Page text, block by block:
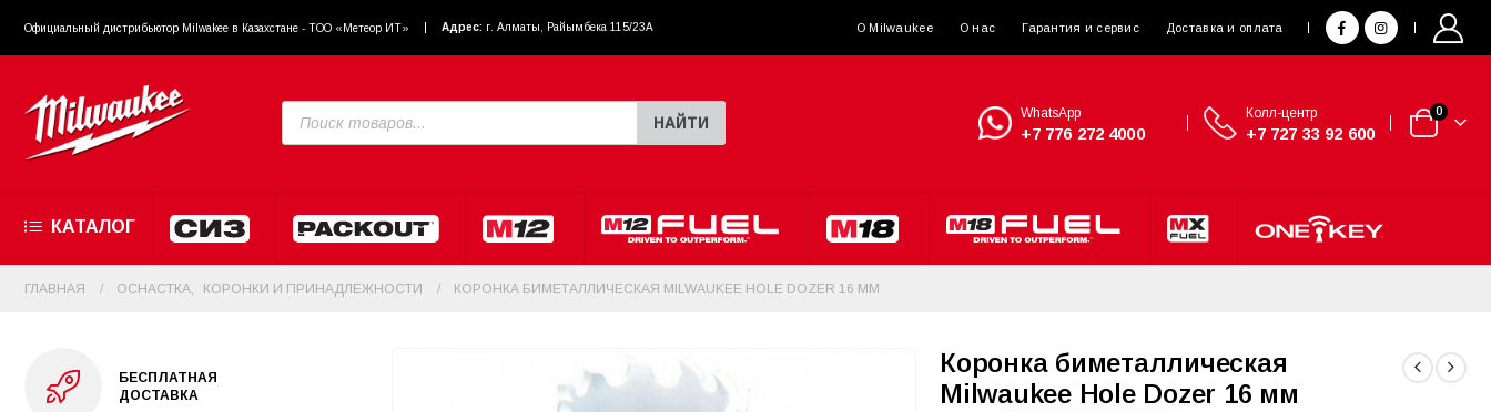
Официальный диcтрибьютор Milwakee в Казахстане - ТОО «Метеор ИТ» Адрес: г. Алматы, Райымбека 115/23A О Milwaukee О нас Гарантия и сервис Доставка и оплата
НАЙТИ
WhatsApp
+7 776 272 4000
Колл-центр
+7 727 33 92 600
0
КАТАЛОГ
ГЛАВНАЯ ОСНАСТКА КОРОНКИ И ПРИНАДЛЕЖНОСТИ КОРОНКА БИМЕТАЛЛИЧЕСКАЯ MILWAUKEE HOLE DOZER 16 ММ
Коронка биметаллическая
Milwaukee Hole Dozer 16 мм
БЕСПЛАТНАЯ
ДОСТАВКА